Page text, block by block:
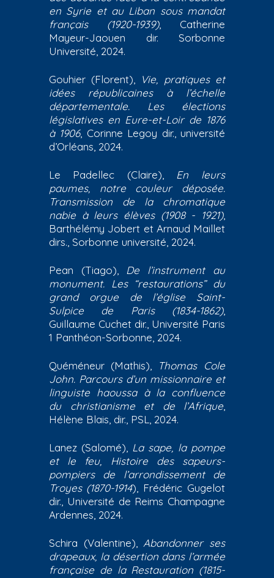
en Syrie et au Liban sous mandat
français (1920-1939), Catherine
Mayeur-Jaouen dir. Sorbonne
Université, 2024.
Gouhier (Florent),
Vie, pratiques et
idées républicaines à l’échelle
départementale. Les élections
législatives en Eure-et-Loir de 1876
à 1906, Corinne Legoy dir., université
d’Orléans, 2024.
Le Padellec (Claire), En leurs
paumes, notre couleur déposée.
Transmission de la chromatique
nabie à leurs élèves (1908 - 1921),
Barthélémy Jobert et Arnaud Maillet
dirs., Sorbonne université, 2024.
Pean (Tiago), De l’instrument au
monument. Les “restaurations” du
grand orgue de l’église Saint-
Sulpice de Paris (1834-1862),
Guillaume Cuchet dir., Université Paris
1 Panthéon-Sorbonne, 2024.
Quéméneur (Mathis),
Thomas Cole
John. Parcours d’un missionnaire et
linguiste haoussa à la confluence
du christianisme et de l’Afrique
Hélène Blais, dir., PSL, 2024.
Lanez (Salomé), La sape, la pompe
et le feu, Histoire des sapeurs-
pompiers de l’arrondissement de
Troyes (1870-1914), Frédéric Gugelot
dir., Université de Reims Champagne
Ardennes, 2024.
Schira (Valentine), Abandonner ses
drapeaux, la désertion dans l’armée
française de la Restauration (1815-